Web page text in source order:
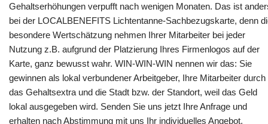
Gehaltserhöhungen verpufft nach wenigen Monaten. Das ist
bei der LOCALBENEFITS Lichtentanne-Sachbezugskarte, denn
besondere Wertschätzung nehmen Ihrer Mitarbeiter bei jeder
Nutzung z.B. aufgrund der Platzierung Ihres Firmenlogos auf der
Karte, ganz bewusst wahr. WIN-WIN-WIN nennen wir das: Sie
gewinnen als lokal verbundener Arbeitgeber, Ihre Mitarbeiter durch
das Gehaltsextra und die Stadt bzw. der Standort, weil das Geld
lokal ausgegeben wird. Senden Sie uns jetzt Ihre Anfrage und
erhalten nach Abstimmung mit uns Ihr individuelles Angebot.